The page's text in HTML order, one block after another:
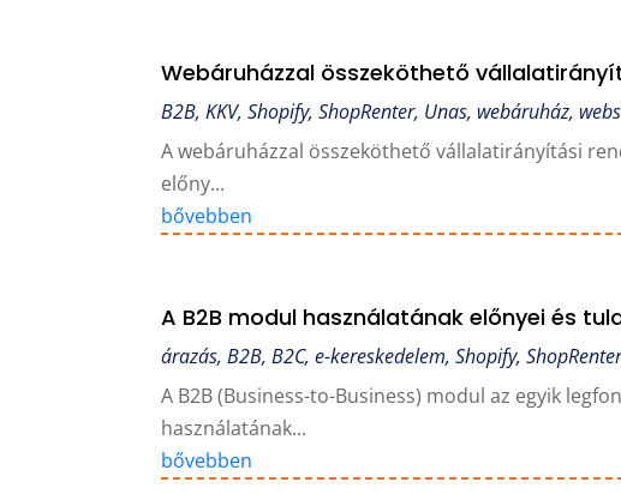
Webáruházzal összeköthető
B2B,KKV,Shopify,ShopRenter, Unas, webáruház,
A webáruházzal összeköthető vállalatirányítási
előny...
bővebben
A B2B modul használatának előnyei és
árazás,B2B,B2C,e-kereskedelem,Shopify,
A B2B (Business-to-Business) modul az egyik
használatának...
bővebben